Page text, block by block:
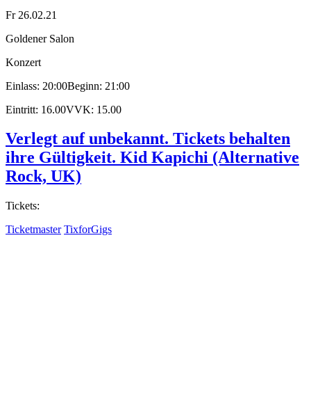
Fr 26.02.21
Goldener Salon
Konzert
Einlass: 20:00Beginn: 21:00
Eintritt: 16.00VVK: 15.00
Verlegt auf unbekannt. Tickets behalten
ihre Gültigkeit. Kid Kapichi (Alternative
Rock, UK)
Tickets:
Ticketmaster TixforGigs